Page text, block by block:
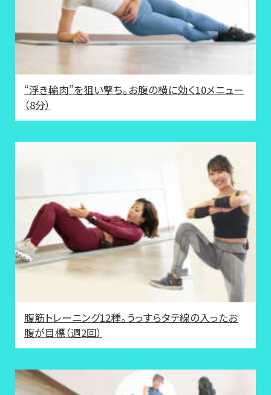
“浮き輪肉”を狙い撃ち。お腹の横に効く10メニュー
（8分）
腹筋トレーニング12種。うっすらタテ線の入ったお
腹が目標（週2回）